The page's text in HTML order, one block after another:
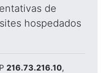
de
hospedados
216.73.216.10,